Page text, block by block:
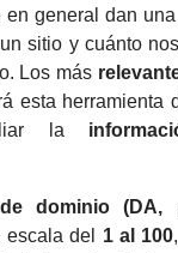
en general dan
sitio y cuánto
Los más
esta herramienta
la
dominio
escala del 1 al 100